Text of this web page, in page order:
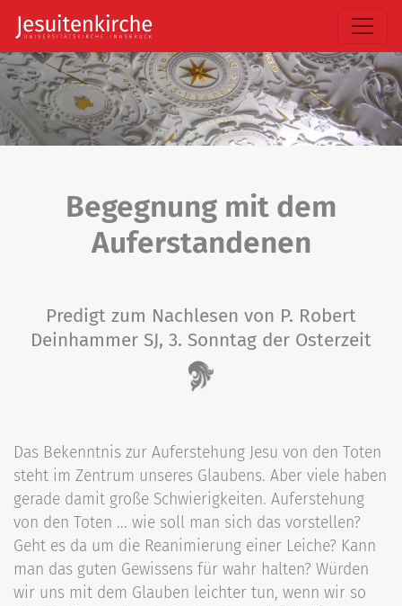
Begegnung mit dem
Auferstandenen
Predigt zum Nachlesen von P. Robert
Deinhammer SJ, 3. Sonntag der Osterzeit
Das Bekenntnis zur Auferstehung Jesu von den Toten
steht im Zentrum unseres Glaubens. Aber viele haben
gerade damit große Schwierigkeiten. Auferstehung
von den Toten ... wie soll man sich das vorstellen?
Geht es da um die Reanimierung einer Leiche? Kann
man das guten Gewissens für wahr halten? Würden
wir uns mit dem Glauben leichter tun, wenn wir so